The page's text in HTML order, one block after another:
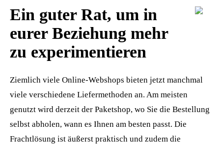
Ein guter Rat, um in
eurer Beziehung mehr
zu experimentieren
Ziemlich viele Online-Webshops bieten jetzt manchmal
viele verschiedene Liefermethoden an. Am meisten
genutzt wird derzeit der Paketshop, wo Sie die Bestellung
selbst abholen, wann es Ihnen am besten passt. Die
Frachtlösung ist äußerst praktisch und zudem die